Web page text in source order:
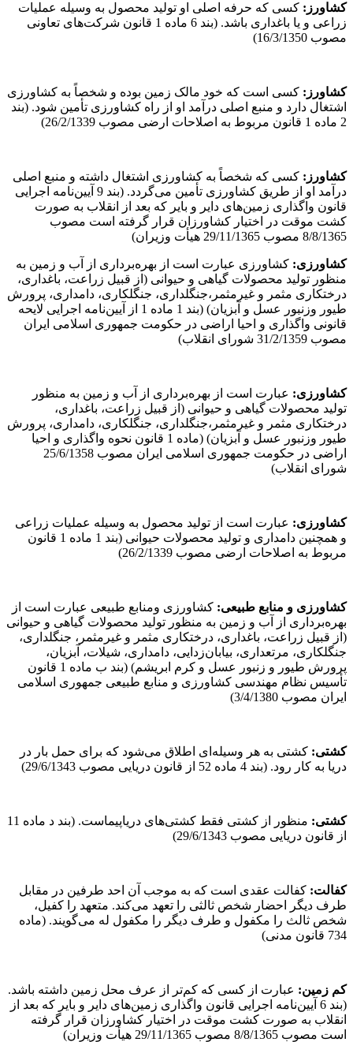
کشاورز: کسی که حرفه اصلی او تولید محصول به وسیله عملیات
زراعی و یا باغداری ‌باشد. (بند 6 ماده 1 قانون شرکت‌های تعاونی
مصوب 16/3/1350)
کشاورز : کسی است که خود مالک زمین بوده و شخصاً به کشاورزی
اشتغال دارد و منبع اصلی درآمد او از راه کشاورزی تأمین شود. (بند
2 ماده 1 قانون مربوط به اصلاحات ارضی مصوب 26/2/1339)
کشاورز: کسی که شخصاً به کشاورزی اشتغال داشته و منبع اصلی
درآمد او از طریق کشاورزی تأمین می‌گردد. (بند 9 آیین‌نامه اجرایی
قانون واگذاری زمین‌های دایر و بایر که بعد از انقلاب به صورت
کشت موقت در اختیار کشاورزان قرار گرفته است مصوب
8/8/1365 مصوب 29/11/1365 هیأت وزیران)
کشاورزی: کشاورزی عبارت است از بهره‌برداری از آب و زمین به
منظور تولید محصولات گیاهی و حیوانی (از قبیل زراعت، باغداری،
درختکاری مثمر و غیرمثمر،‌جنگلداری، جنگلکاری، دامداری، پرورش
طیور وزنبور عسل و آبزیان) (بند 1 ماده 1 از آیین‌نامه‌ اجرایی لایحه
قانونی واگذاری و احیا اراضی در حکومت جمهوری اسلامی ایران
مصوب 31/2/1359 شورای انقلاب)
کشاورزی: عبارت است از بهره‌برداری از آب و زمین به منظور
تولید محصولات گیاهی و حیوانی (از قبیل زراعت، باغداری،
درختکاری مثمر و غیرمثمر،‌جنگلداری، جنگلکاری، دامداری، پرورش
طیور وزنبور عسل و آبزیان) (ماده 1 قانون نحوه واگذاری و احیا
اراضی در حکومت جمهوری اسلامی ایران مصوب 25/6/1358
شورای انقلاب)
کشاورزی: عبارت است از تولید محصول به وسیله عملیات زراعی
و همچنین دامداری و تولید محصولات حیوانی (بند 1 ماده 1 قانون
مربوط به اصلاحات ارضی مصوب 26/2/1339)
کشاورزی و منابع طبیعی: کشاورزی ومنابع طبیعی عبارت است از
بهره‌برداری از آب و زمین به منظور تولید محصولات گیاهی و حیوانی
(از قبیل زراعت، باغداری، درختکاری مثمر و غیرمثمر، جنگلداری،
جنگلکاری، مرتعداری، بیابان‌زدایی، دامداری، شیلات، آبزیان،
پرورش طیور و زنبور عسل و کرم ابریشم‌) (بند ب ماده 1 قانون
تأسیس نظام مهندسی کشاورزی و منابع طبیعی جمهوری اسلامی
ایران مصوب 3/4/1380)
کشتی: کشتی به هر وسیله‌ای اطلاق می‌شود که برای حمل بار در
دریا به کار رود. (بند 4 ماده 52 از قانون دریایی مصوب 29/6/1343)
کشتی:
منظور از کشتی فقط کشتی‌های دریاپیماست. (بند د ماده 11
از قانون دریایی مصوب 29/6/1343)
کفالت: کفالت عقدی است که به موجب آن احد طرفین در مقابل
طرف دیگر احضار شخص ثالثی را تعهد می‌کند. متعهد را کفیل،
شخص ثالث را مکفول و طرف دیگر را مکفول له می‌گویند. (ماده
734 قانون مدنی)
کم زمین: عبارت از کسی که کم‌تر از عرف محل زمین داشته باشد.
(بند 6 آیین‌نامه اجرایی قانون واگذاری زمین‌های دایر و بایر که بعد از
انقلاب به صورت کشت موقت در اختیار کشاورزان قرار گرفته
است مصوب 8/8/1365 مصوب 29/11/1365 هیأت وزیران)